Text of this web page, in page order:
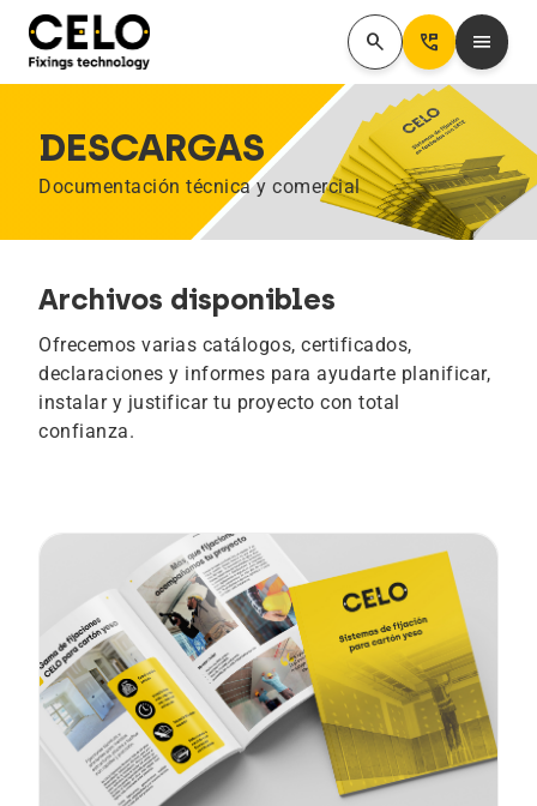
search Perm_Phone_Msg menu
DESCARGAS
Documentación técnica y comercial
Archivos disponibles
Ofrecemos varias catálogos, certificados,
declaraciones y informes para ayudarte planificar,
instalar y justificar tu proyecto con total
confianza.